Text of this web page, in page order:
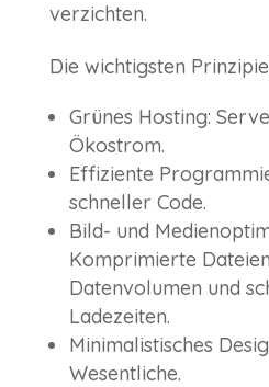
verzichten.
Die wichtigsten
Grünes Hosting:
Ökostrom.
Effiziente
schneller Code.
Bild- und
Komprimierte
Datenvolumen und
Ladezeiten.
Minimalistisches
Wesentliche.